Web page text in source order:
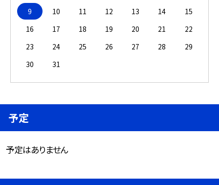
9
10 11 12 13 14
15
16
17 18 19 20 21
22
23
24 25 26 27 28
29
30
31
予定
予定はありません